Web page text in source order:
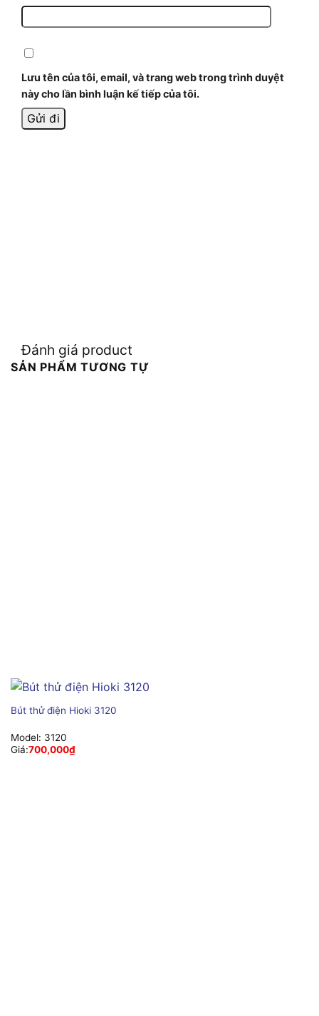
Lưu tên của tôi, email, và trang web trong trình duyệt
này cho lần bình luận kế tiếp của tôi.
Đánh giá product
SẢN PHẨM TƯƠNG TỰ
Bút thử điện Hioki 3120
Model: 3120
Giá:700,000₫